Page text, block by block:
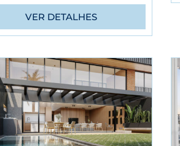
VER DETALHES